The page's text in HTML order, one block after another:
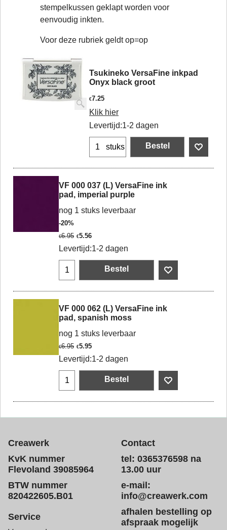
stempelkussen geklapt worden voor
eenvoudig inkten.
Voor deze rubriek geldt op=op
Tsukineko VersaFine inkpad
Onyx black groot
€7.25
Klik hier
Levertijd:1-2 dagen
stuks Bestel
VF 000 037 (L) VersaFine ink
pad, imperial purple
nog 1 stuks leverbaar
-20%
€6.95 €5.56
Levertijd:1-2 dagen
Bestel
VF 000 062 (L) VersaFine ink
pad, spanish moss
nog 1 stuks leverbaar
€6.95 €5.95
Levertijd:1-2 dagen
Bestel
Creawerk
KvK nummer
Flevoland 39085964
BTW nummer
820422605.B01
Contact
tel: 0365376598 na
13.00 uur
e-mail:
info@creawerk.com
afhalen bestelling op
afspraak mogelijk
Service